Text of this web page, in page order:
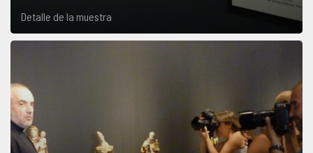
Detalle de la muestra